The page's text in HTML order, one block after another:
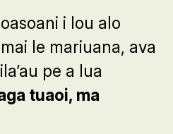
i lou alo
le mariuana, ava
pe a lua
tuaoi, ma